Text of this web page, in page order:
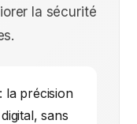
la sécurité
la précision
sans